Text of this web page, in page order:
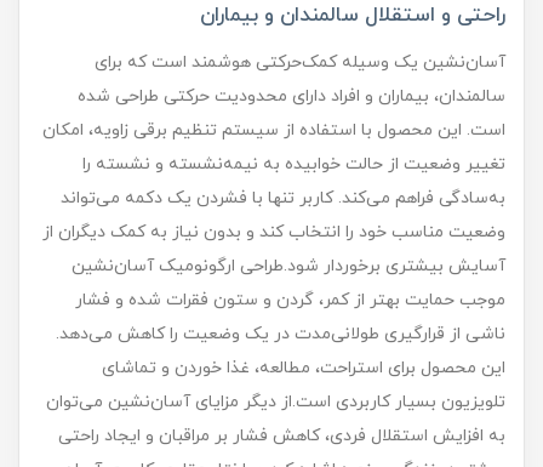
راحتی و استقلال سالمندان و بیماران
آسان‌نشین یک وسیله کمک‌حرکتی هوشمند است که برای
سالمندان، بیماران و افراد دارای محدودیت حرکتی طراحی شده
است. این محصول با استفاده از سیستم تنظیم برقی زاویه، امکان
تغییر وضعیت از حالت خوابیده به نیمه‌نشسته و نشسته را
به‌سادگی فراهم می‌کند. کاربر تنها با فشردن یک دکمه می‌تواند
وضعیت مناسب خود را انتخاب کند و بدون نیاز به کمک دیگران از
آسایش بیشتری برخوردار شود.طراحی ارگونومیک آسان‌نشین
موجب حمایت بهتر از کمر، گردن و ستون فقرات شده و فشار
ناشی از قرارگیری طولانی‌مدت در یک وضعیت را کاهش می‌دهد.
این محصول برای استراحت، مطالعه، غذا خوردن و تماشای
تلویزیون بسیار کاربردی است.از دیگر مزایای آسان‌نشین می‌توان
به افزایش استقلال فردی، کاهش فشار بر مراقبان و ایجاد راحتی